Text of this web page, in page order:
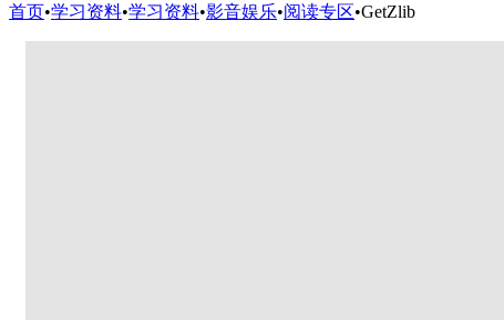
首页•学习资料•学习资料•影音娱乐•阅读专区•GetZlib